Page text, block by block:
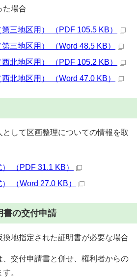
た場合
三地区用） （PDF 105.5 KB）
三地区用） （Word 48.5 KB）
北地区用） （PDF 105.2 KB）
北地区用） （Word 47.0 KB）
して区画整理についての情報を取
（PDF 31.1 KB）
（Word 27.0 KB）
書の交付申請
地指定された証明書が必要な場合
交付申請書と併せ、権利者からの
。